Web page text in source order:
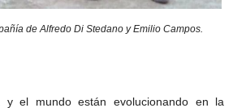
de Alfredo Di Stedano y Emilio Campos.
y el mundo están evolucionando en la